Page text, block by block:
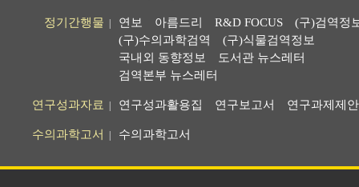
정기간행물 연보 아름드리 R&D FOCUS
(구)검역정
(구)수의과학검역
(구)식물검역정보
국내외 동향정보
도서관 뉴스레터
검역본부 뉴스레터
연구성과자료 연구성과활용집 연구보고서 연구과제제
수의과학고서 수의과학고서